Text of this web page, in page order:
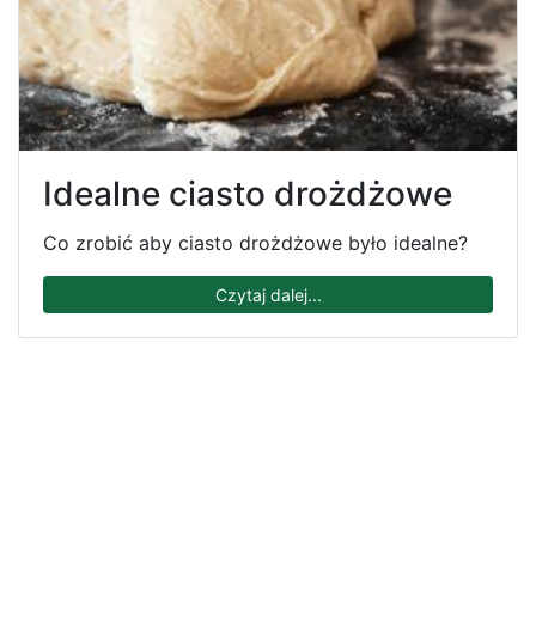
Idealne ciasto drożdżowe
Co zrobić aby ciasto drożdżowe było idealne?
Czytaj dalej...